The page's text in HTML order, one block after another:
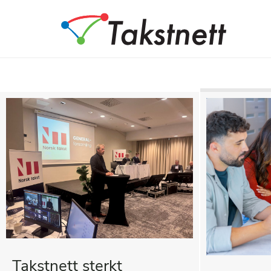
Takstnett sterkt